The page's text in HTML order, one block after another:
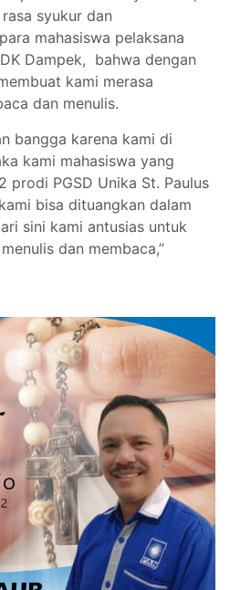
syukur dan
mahasiswa pelaksana
Dampek, bahwa dengan
kami merasa
dan menulis.
bangga karena kami di
kami mahasiswa yang
prodi PGSD Unika St. Paulus
bisa dituangkan dalam
sini kami antusias untuk
dan membaca,”